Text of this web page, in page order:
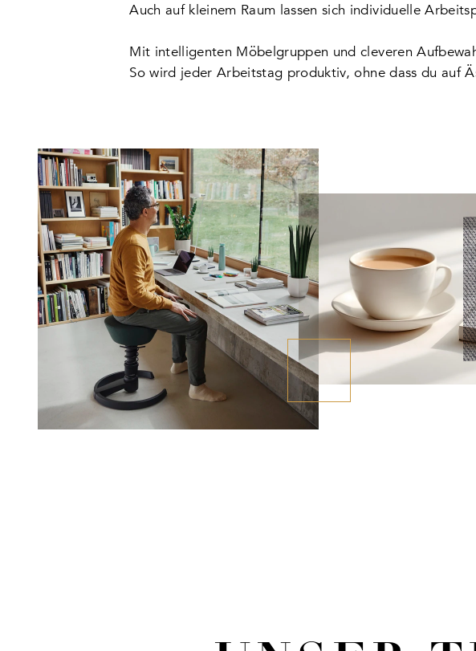
Auch auf kleinem Raum lassen sich individuelle
Mit intelligenten Möbelgruppen und cleveren
So wird jeder Arbeitstag produktiv, ohne dass du auf